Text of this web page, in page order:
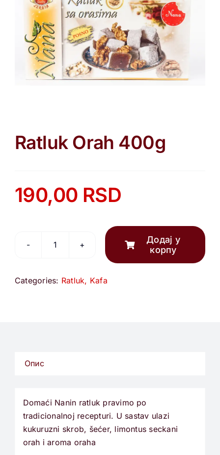
Ratluk Orah 400g
190,00 RSD
Ratluk
400g
Додај у
корпу
Categories: Ratluk, Kafa
Опис
Domaći Nanin ratluk pravimo po
tradicionalnoj recepturi. U sastav ulazi
kukuruzni skrob, šećer, limontus seckani
orah i aroma oraha